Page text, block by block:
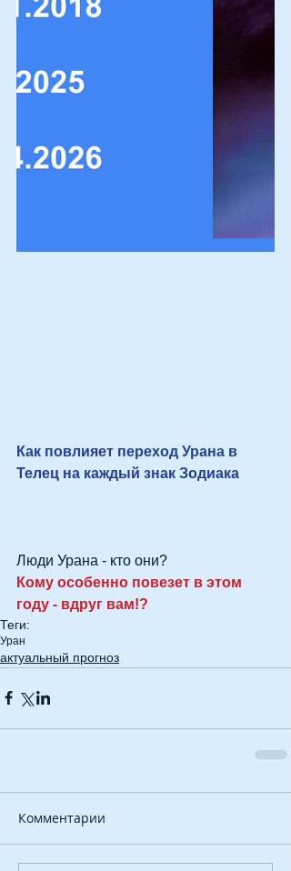
Как повлияет переход Урана в
Телец на каждый знак Зодиака
Люди Урана - кто они?
Кому особенно повезет в этом
году - вдруг вам!?
Теги:
Уран
актуальный прогноз
Комментарии